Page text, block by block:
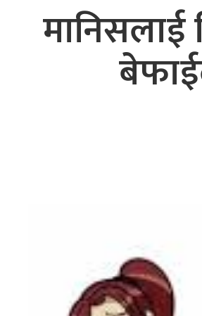
मानिसलाई